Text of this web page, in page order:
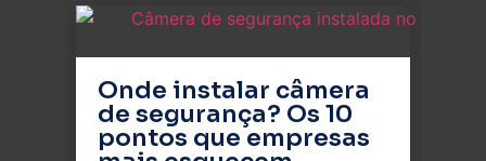
Onde instalar câmera
de segurança? Os 10
pontos que empresas